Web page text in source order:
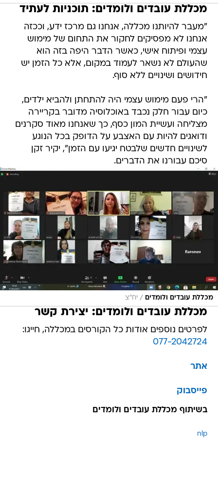
מכללת עובדים ולומדים: תוכניות לעתיד
"מעבר להיותנו מכללה, אנחנו גם מרכז ידע, וככזה
אנחנו לא מפסיקים לחקור את התחום של מימוש
עצמי ופיתוח אישי, כאשר הדבר היפה בזה הוא
שהעולם לא נשאר לעמוד במקום, אלא כל הזמן יש
חידושים ושינויים ללא סוף.
"הרי פעם מימוש עצמי היה להתחתן ולהביא ילדים,
כיום עבור חלק נכבד באוכלוסיה מדובר בקריירה
מצליחה ועשיית המון כסף, כך שאנחנו מאוד סקרנים
ודואגים להיות עם האצבע על הדופק בכל הנוגע
לשינויים חדשים שלבטח יגיעו עם הזמן", יקיר זקן
סיכם עבורנו את הדברים.
מכללת עובדים ולומדים / יח"צ
מכללת עובדים ולומדים: יצירת קשר
לפרטים נוספים אודות כל הקורסים במכללה, חייגו:
077-2042724
אתר
פייסבוק
בשיתוף מכללת עובדים ולומדים
nlp